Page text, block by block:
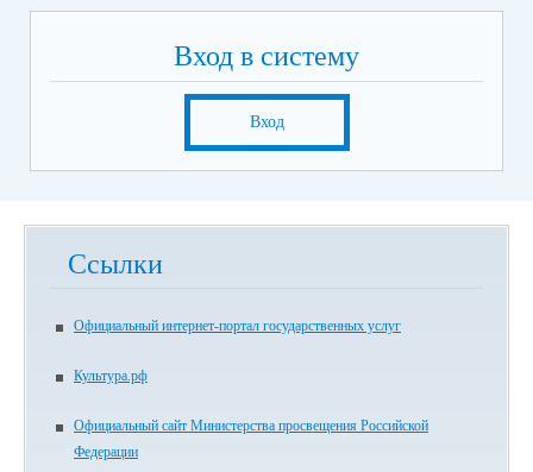
Вход в систему
Вход
Ссылки
Официальный интернет-портал государственных услуг
Культура.рф
Официальный сайт Министерства просвещения Российской
Федерации